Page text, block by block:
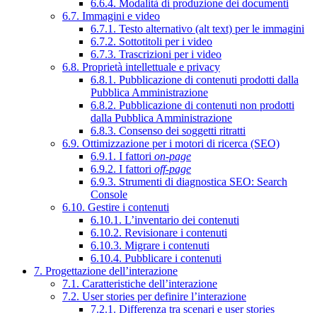
6.6.4. Modalità di produzione dei documenti
6.7. Immagini e video
6.7.1. Testo alternativo (alt text) per le immagini
6.7.2. Sottotitoli per i video
6.7.3. Trascrizioni per i video
6.8. Proprietà intellettuale e privacy
6.8.1. Pubblicazione di contenuti prodotti dalla
Pubblica Amministrazione
6.8.2. Pubblicazione di contenuti non prodotti
dalla Pubblica Amministrazione
6.8.3. Consenso dei soggetti ritratti
6.9. Ottimizzazione per i motori di ricerca (SEO)
6.9.1. I fattori on-page
6.9.2. I fattori off-page
6.9.3. Strumenti di diagnostica SEO: Search
Console
6.10. Gestire i contenuti
6.10.1. L’inventario dei contenuti
6.10.2. Revisionare i contenuti
6.10.3. Migrare i contenuti
6.10.4. Pubblicare i contenuti
7. Progettazione dell’interazione
7.1. Caratteristiche dell’interazione
7.2. User stories per definire l’interazione
7.2.1. Differenza tra scenari e user stories